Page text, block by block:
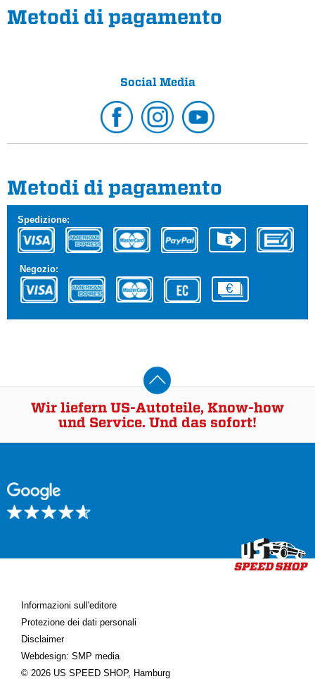
Metodi di pagamento
Social Media
Metodi di pagamento
Spedizione:
Negozio:
Wir liefern US-Autoteile, Know-how
und Service. Und das sofort!
Informazioni sull'editore
Protezione dei dati personali
Disclaimer
Webdesign: SMP media
© 2026 US SPEED SHOP, Hamburg